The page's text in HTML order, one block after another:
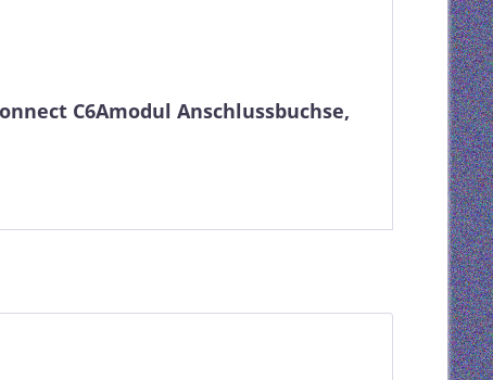
C6Amodul Anschlussbuchse,